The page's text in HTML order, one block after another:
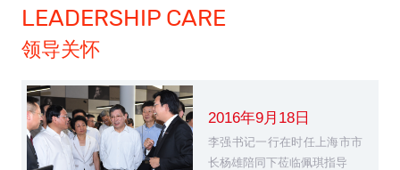
LEADERSHIP CARE
领导关怀
2016年9月18日
李强书记一行在时任上海市市
长杨雄陪同下莅临佩琪指导